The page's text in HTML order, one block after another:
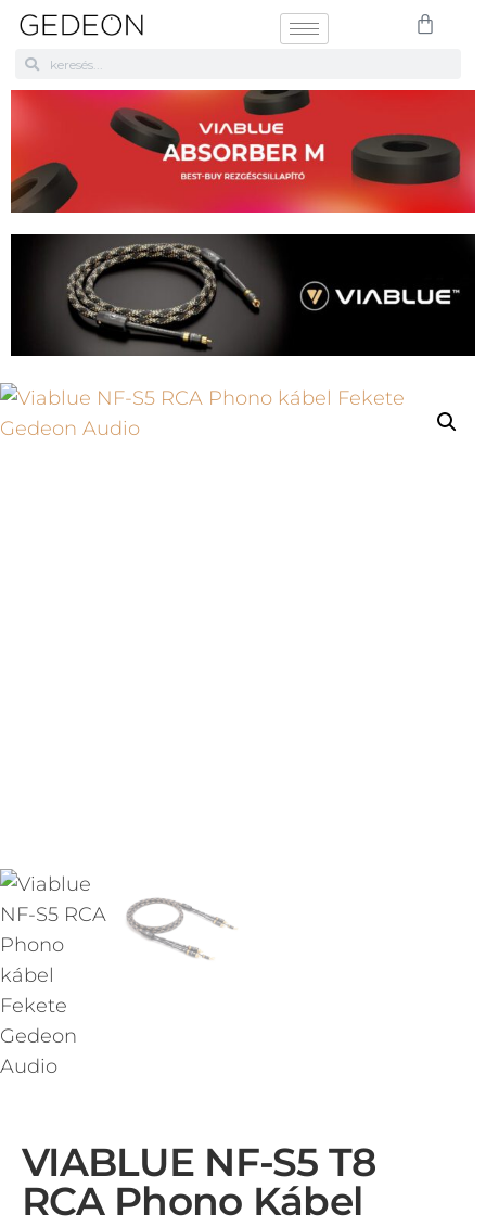
VIABLUE NF-S5 T8
RCA Phono Kábel